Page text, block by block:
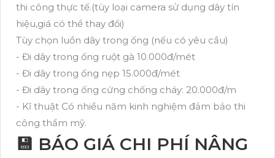
thi công thực tế.(tùy loại camera sử dụng dây tín
hiệu,giá có thể thay đổi)
Tùy chọn luồn dây trong ống (nếu có yêu cầu)
- Đi dây trong ống ruột gà 10.000đ/mét
- Đi dây trong ống nẹp 15.000đ/mét
- Đi dây trong ống cứng chống cháy: 20.000đ/m
- Kĩ thuật Có nhiều năm kinh nghiệm đảm bảo thi
công thẩm mỹ.
💾 BÁO GIÁ CHI PHÍ NÂNG